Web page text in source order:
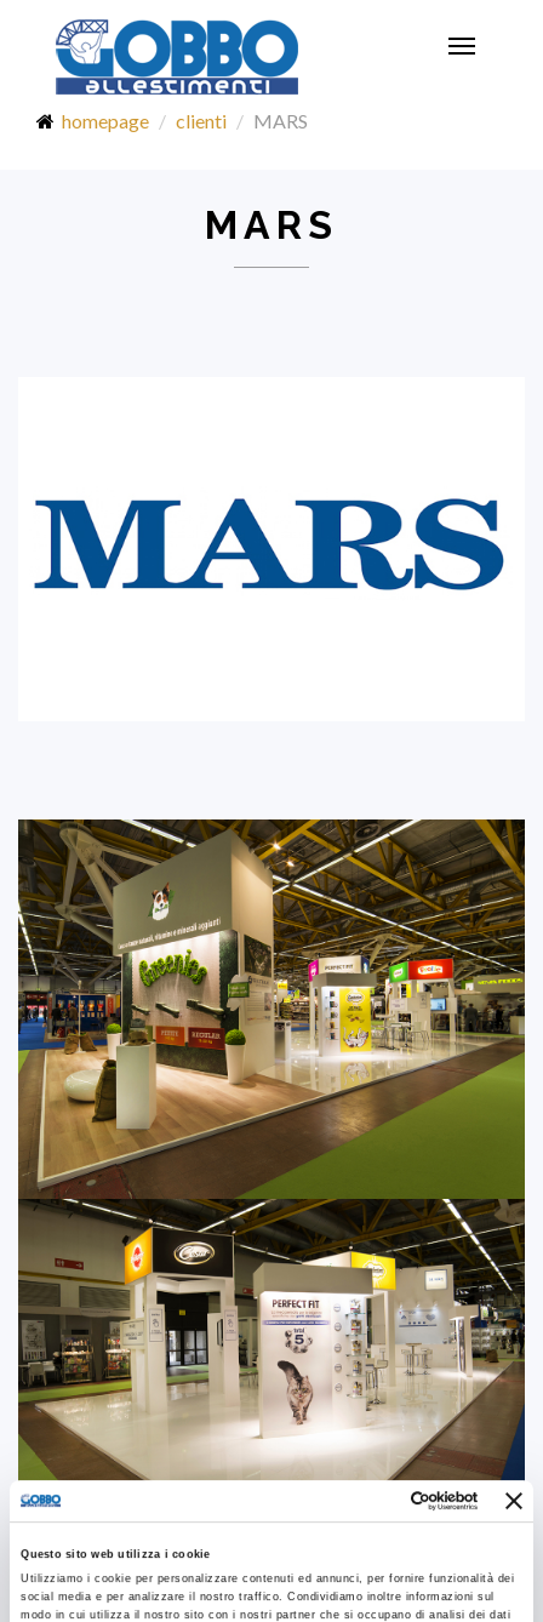
Questo sito web utilizza i cookie
Utilizziamo i cookie per personalizzare contenuti ed annunci, per fornire funzionalità dei
social media e per analizzare il nostro traffico. Condividiamo inoltre informazioni sul
modo in cui utilizza il nostro sito con i nostri partner che si occupano di analisi dei dati
homepage clienti MARS
Toggle
MARS